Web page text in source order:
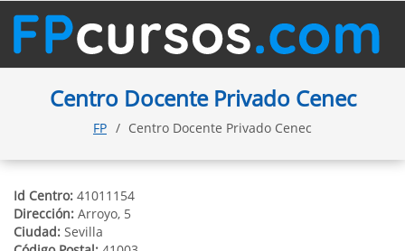
Centro Docente Privado Cenec
FP Centro Docente Privado Cenec
Id Centro: 41011154
Dirección: Arroyo, 5
Ciudad: Sevilla